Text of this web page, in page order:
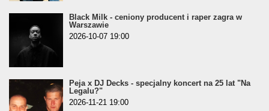
Black Milk - ceniony producent i raper zagra w
Warszawie
2026-10-07 19:00
Peja x DJ Decks - specjalny koncert na 25 lat "Na
Legalu?"
2026-11-21 19:00